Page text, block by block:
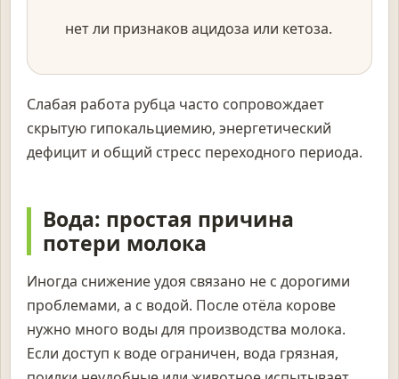
нет ли признаков ацидоза или кетоза.
Слабая работа рубца часто сопровождает
скрытую гипокальциемию, энергетический
дефицит и общий стресс переходного периода.
Вода: простая причина
потери молока
Иногда снижение удоя связано не с дорогими
проблемами, а с водой. После отёла корове
нужно много воды для производства молока.
Если доступ к воде ограничен, вода грязная,